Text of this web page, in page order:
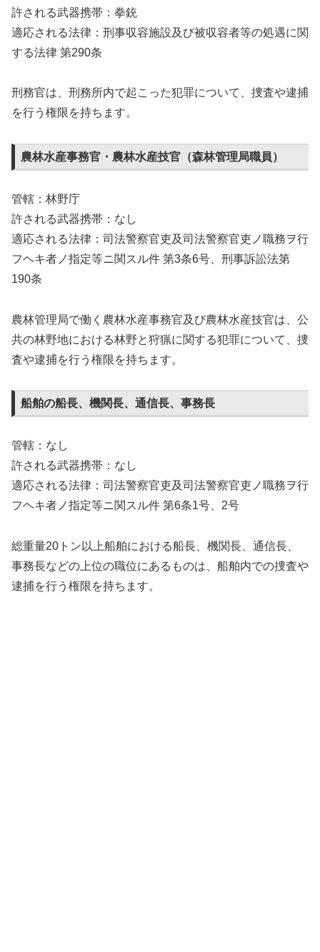
許される武器携帯：拳銃
適応される法律：刑事収容施設及び被収容者等の処遇に関
する法律 第290条
刑務官は、刑務所内で起こった犯罪について、捜査や逮捕
を行う権限を持ちます。
農林水産事務官・農林水産技官（森林管理局職員）
管轄：林野庁
許される武器携帯：なし
適応される法律：司法警察官吏及司法警察官吏ノ職務ヲ行
フヘキ者ノ指定等ニ関スル件 第3条6号、刑事訴訟法第
190条
農林管理局で働く農林水産事務官及び農林水産技官は、公
共の林野地における林野と狩猟に関する犯罪について、捜
査や逮捕を行う権限を持ちます。
船舶の船長、機関長、通信長、事務長
管轄：なし
許される武器携帯：なし
適応される法律：司法警察官吏及司法警察官吏ノ職務ヲ行
フヘキ者ノ指定等ニ関スル件 第6条1号、2号
総重量20トン以上船舶における船長、機関長、通信長、
事務長などの上位の職位にあるものは、船舶内での捜査や
逮捕を行う権限を持ちます。